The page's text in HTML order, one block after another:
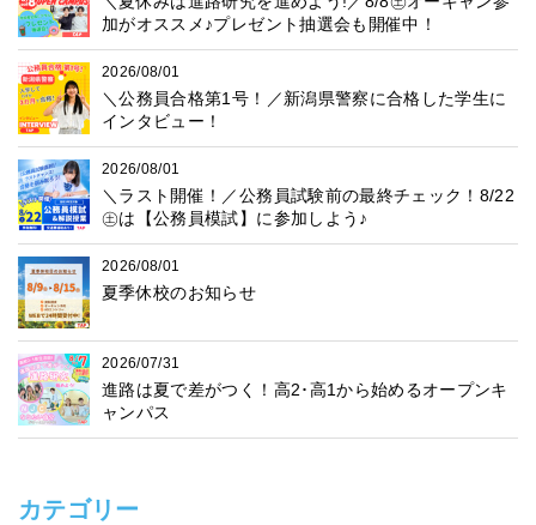
加がオススメ♪プレゼント抽選会も開催中！
2026/08/01
＼公務員合格第1号！／新潟県警察に合格した学生に
インタビュー！
2026/08/01
＼ラスト開催！／公務員試験前の最終チェック！8/22
㊏は【公務員模試】に参加しよう♪
2026/08/01
夏季休校のお知らせ
2026/07/31
進路は夏で差がつく！高2･高1から始めるオープンキ
ャンパス
カテゴリー